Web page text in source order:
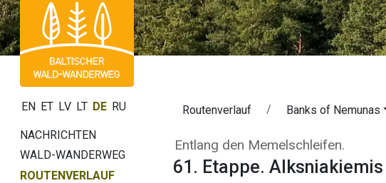
EN ET LV LT DE RU
NACHRICHTEN
WALD-WANDERWEG
ROUTENVERLAUF
Routenverlauf Banks of Nemunas
61. Etappe.
Entlang den Memelschleifen.
61. Etappe.